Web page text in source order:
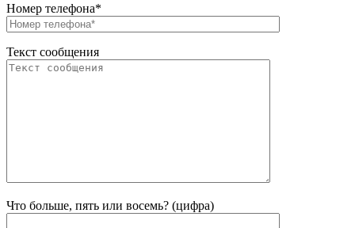
Номер телефона*
Текст сообщения
Что больше, пять или восемь? (цифра)